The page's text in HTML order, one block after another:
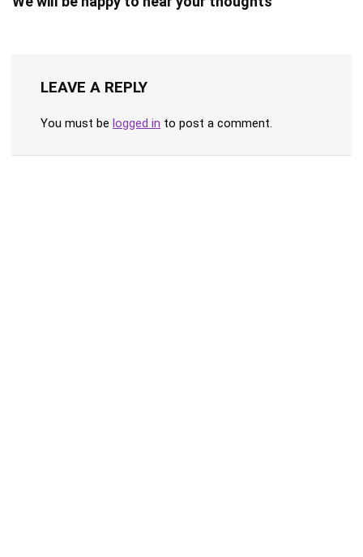
LEAVE A REPLY
You must be logged in to post a comment.